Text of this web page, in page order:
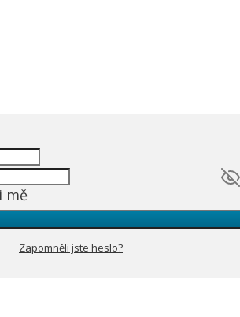
mě
Zapomněli jste heslo?